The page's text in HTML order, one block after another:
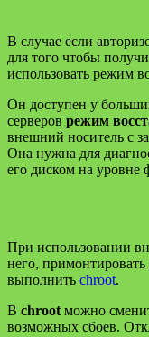
В случае если
для того чтобы
использовать режим
Он доступен у
серверов режим
внешний носитель с
Она нужна для
его диском на уровне
При использовании
него, примонтировать
выполнить chroot.
В chroot можно
возможных сбоев.